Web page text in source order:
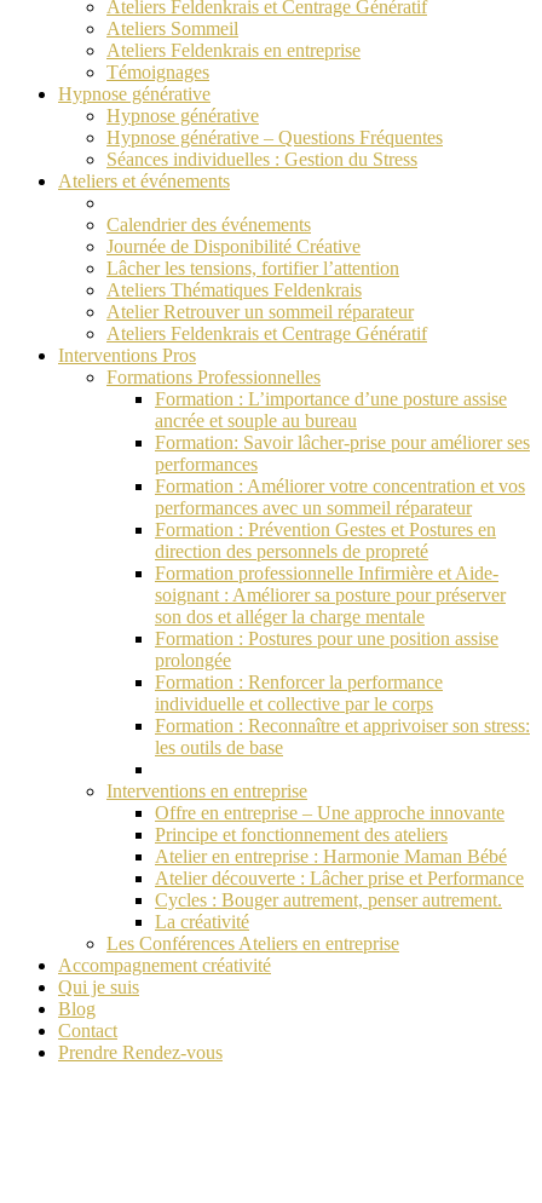
Ateliers Feldenkrais et Centrage Génératif
Ateliers Sommeil
Ateliers Feldenkrais en entreprise
Témoignages
Hypnose générative
Hypnose générative
Hypnose générative – Questions Fréquentes
Séances individuelles : Gestion du Stress
Ateliers et événements
Calendrier des événements
Journée de Disponibilité Créative
Lâcher les tensions, fortifier l’attention
Ateliers Thématiques Feldenkrais
Atelier Retrouver un sommeil réparateur
Ateliers Feldenkrais et Centrage Génératif
Interventions Pros
Formations Professionnelles
Formation : L’importance d’une posture assise
ancrée et souple au bureau
Formation: Savoir lâcher-prise pour améliorer ses
performances
Formation : Améliorer votre concentration et vos
performances avec un sommeil réparateur
Formation : Prévention Gestes et Postures en
direction des personnels de propreté
Formation professionnelle Infirmière et Aide-
soignant : Améliorer sa posture pour préserver
son dos et alléger la charge mentale
Formation : Postures pour une position assise
prolongée
Formation : Renforcer la performance
individuelle et collective par le corps
Formation : Reconnaître et apprivoiser son stress:
les outils de base
Interventions en entreprise
Offre en entreprise – Une approche innovante
Principe et fonctionnement des ateliers
Atelier en entreprise : Harmonie Maman Bébé
Atelier découverte : Lâcher prise et Performance
Cycles : Bouger autrement, penser autrement.
La créativité
Les Conférences Ateliers en entreprise
Accompagnement créativité
Qui je suis
Blog
Contact
Prendre Rendez-vous